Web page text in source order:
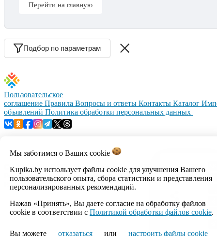
Перейти на главную
Подбор по параметрам
Мы заботимся о Ваших cookie
Kupika.by использует файлы cookie для улучшения Вашего
пользовательского опыта, сбора статистики и представления
персонализированных рекомендаций.
Нажав «Принять», Вы даете согласие на обработку файлов
cookie в соответствии с Политикой обработки файлов cookie.
Вы можете отказаться или настроить файлы cookie
Пользовательское
соглашение Правила Вопросы и ответы Контакты Каталог
объявлений Политика обработки персональных данных
© 1999–2026, ООО «Открытый контакт». УНП 100008738.
Республика Беларусь, г.Минск, ул.Кальварийская, 17-518.
Время работы с 09:00 до 18:00.
Настройка cookie